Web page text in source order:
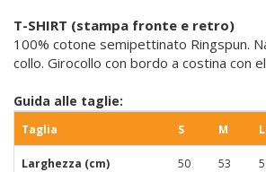
T-SHIRT (stampa fronte e retro)
100% cotone semipettinato Ringspun.
collo. Girocollo con bordo a costina con
Guida alle taglie:
Taglia S M L
Larghezza (cm) 50 53